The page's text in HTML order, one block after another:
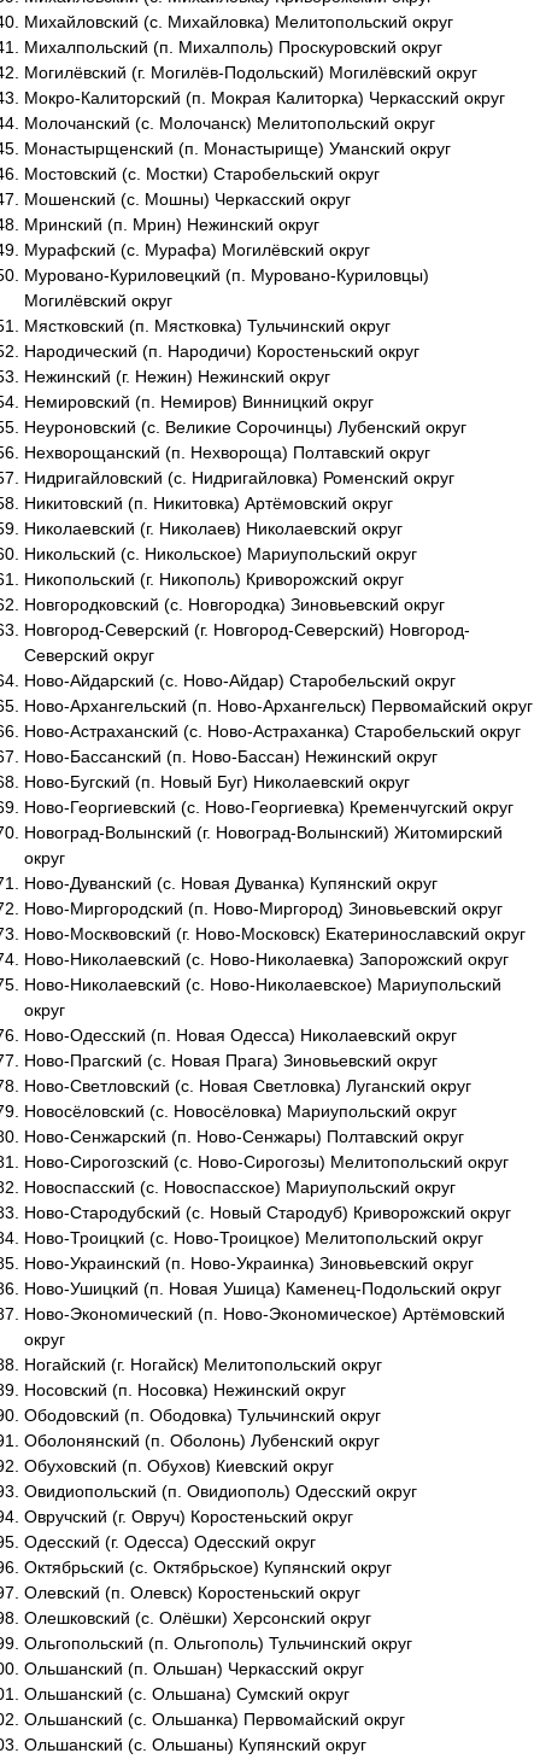
Михайловский (с. Михайловка) Мелитопольский округ
Михалпольский (п. Михалполь) Проскуровский округ
Могилёвский (г. Могилёв-Подольский) Могилёвский округ
Мокро-Калиторский (п. Мокрая Калиторка) Черкасский округ
Молочанский (с. Молочанск) Мелитопольский округ
Монастырщенский (п. Монастырище) Уманский округ
Мостовский (с. Мостки) Старобельский округ
Мошенский (с. Мошны) Черкасский округ
Мринский (п. Мрин) Нежинский округ
Мурафский (с. Мурафа) Могилёвский округ
Муровано-Куриловецкий (п. Муровано-Куриловцы)
Могилёвский округ
Мястковский (п. Мястковка) Тульчинский округ
Народический (п. Народичи) Коростеньский округ
Нежинский (г. Нежин) Нежинский округ
Немировский (п. Немиров) Винницкий округ
Неуроновский (с. Великие Сорочинцы) Лубенский округ
Нехворощанский (п. Нехвороща) Полтавский округ
Нидригайловский (с. Нидригайловка) Роменский округ
Никитовский (п. Никитовка) Артёмовский округ
Николаевский (г. Николаев) Николаевский округ
Никольский (с. Никольское) Мариупольский округ
Никопольский (г. Никополь) Криворожский округ
Новгородковский (с. Новгородка) Зиновьевский округ
Новгород-Северский (г. Новгород-Северский) Новгород-
Северский округ
Ново-Айдарский (с. Ново-Айдар) Старобельский округ
Ново-Архангельский (п. Ново-Архангельск) Первомайский округ
Ново-Астраханский (с. Ново-Астраханка) Старобельский округ
Ново-Бассанский (п. Ново-Бассан) Нежинский округ
Ново-Бугский (п. Новый Буг) Николаевский округ
Ново-Георгиевский (с. Ново-Георгиевка) Кременчугский округ
Новоград-Волынский (г. Новоград-Волынский) Житомирский
округ
Ново-Дуванский (с. Новая Дуванка) Купянский округ
Ново-Миргородский (п. Ново-Миргород) Зиновьевский округ
Ново-Москвовский (г. Ново-Московск) Екатеринославский округ
Ново-Николаевский (с. Ново-Николаевка) Запорожский округ
Ново-Николаевский (с. Ново-Николаевское) Мариупольский
округ
Ново-Одесский (п. Новая Одесса) Николаевский округ
Ново-Прагский (с. Новая Прага) Зиновьевский округ
Ново-Светловский (с. Новая Светловка) Луганский округ
Новосёловский (с. Новосёловка) Мариупольский округ
Ново-Сенжарский (п. Ново-Сенжары) Полтавский округ
Ново-Сирогозский (с. Ново-Сирогозы) Мелитопольский округ
Новоспасский (с. Новоспасское) Мариупольский округ
Ново-Стародубский (с. Новый Стародуб) Криворожский округ
Ново-Троицкий (с. Ново-Троицкое) Мелитопольский округ
Ново-Украинский (п. Ново-Украинка) Зиновьевский округ
Ново-Ушицкий (п. Новая Ушица) Каменец-Подольский округ
Ново-Экономический (п. Ново-Экономическое) Артёмовский
округ
Ногайский (г. Ногайск) Мелитопольский округ
Носовский (п. Носовка) Нежинский округ
Ободовский (п. Ободовка) Тульчинский округ
Оболонянский (п. Оболонь) Лубенский округ
Обуховский (п. Обухов) Киевский округ
Овидиопольский (п. Овидиополь) Одесский округ
Овручский (г. Овруч) Коростеньский округ
Одесский (г. Одесса) Одесский округ
Октябрьский (с. Октябрьское) Купянский округ
Олевский (п. Олевск) Коростеньский округ
Олешковский (с. Олёшки) Херсонский округ
Ольгопольский (п. Ольгополь) Тульчинский округ
Ольшанский (п. Ольшан) Черкасский округ
Ольшанский (с. Ольшана) Сумский округ
Ольшанский (с. Ольшанка) Первомайский округ
Ольшанский (с. Ольшаны) Купянский округ